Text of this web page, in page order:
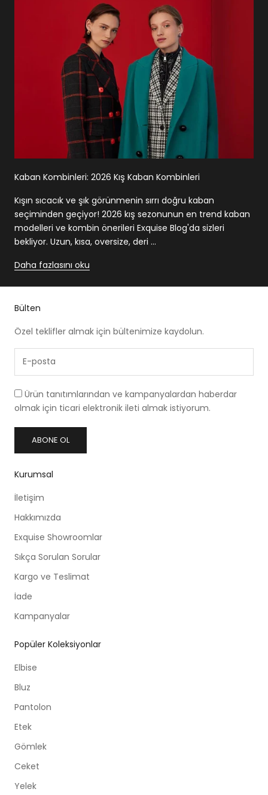
Kaban Kombinleri: 2026 Kış Kaban Kombinleri
Kışın sıcacık ve şık görünmenin sırrı doğru kaban
seçiminden geçiyor! 2026 kış sezonunun en trend kaban
modelleri ve kombin önerileri Exquise Blog'da sizleri
bekliyor. Uzun, kısa, oversize, deri ...
Daha fazlasını oku
Bülten
Özel teklifler almak için bültenimize kaydolun.
Ürün tanıtımlarından ve kampanyalardan haberdar
olmak için ticari elektronik ileti almak istiyorum.
ABONE OL
Kurumsal
İletişim
Hakkımızda
Exquise Showroomlar
Sıkça Sorulan Sorular
Kargo ve Teslimat
İade
Kampanyalar
Popüler Koleksiyonlar
Elbise
Bluz
Pantolon
Etek
Gömlek
Ceket
Yelek